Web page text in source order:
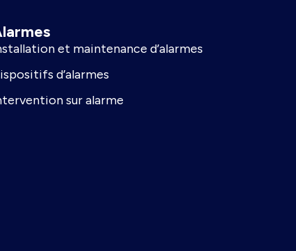
et maintenance d’alarmes
d’alarmes
sur alarme